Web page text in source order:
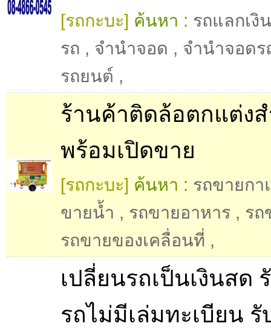
[รถกะบะ] ค้นหา : รถแลกเงิน
รถ , จำนำจอด , จำนำจอดร
รถยนต์ ,
ร้านค้าติดล้อตกแต่งส
พร้อมเปิดขาย
[รถกะบะ] ค้นหา : รถขายกา
ขายน้ำ , รถขายอาหาร , รถ
รถขายของเคลื่อนที่ ,
เปลี่ยนรถเป็นเงินสด
รถไม่มีเล่มทะเบียน